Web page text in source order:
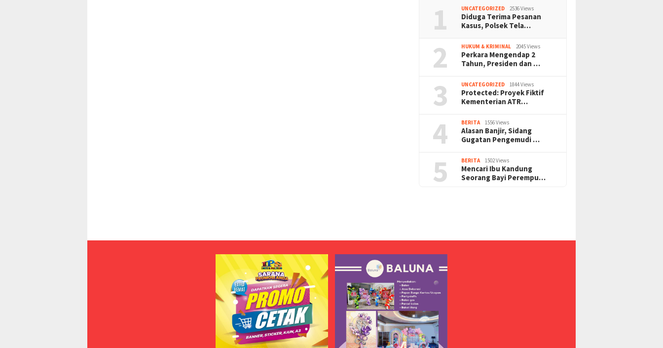
1 UNCATEGORIZED 2536 Views
Diduga Terima Pesanan
Kasus, Polsek Tela…
2 HUKUM & KRIMINAL 2045 Views
Perkara Mengendap 2
Tahun, Presiden dan …
3 UNCATEGORIZED 1844 Views
Protected: Proyek Fiktif
Kementerian ATR…
4 BERITA 1556 Views
Alasan Banjir, Sidang
Gugatan Pengemudi …
5 BERITA 1502 Views
Mencari Ibu Kandung
Seorang Bayi Perempu…